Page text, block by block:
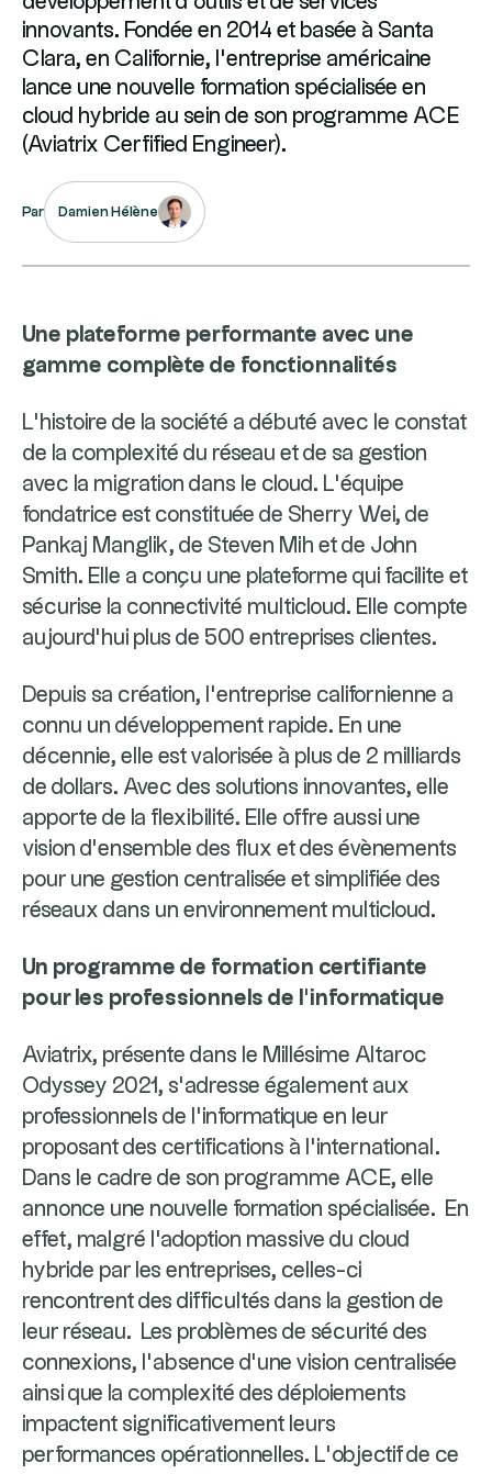
innovants. Fondée en 2014 et basée à Santa
Clara, en Californie, l’entreprise américaine
lance une nouvelle formation spécialisée en
cloud hybride au sein de son programme ACE
(Aviatrix Cerfified Engineer).
Par Damien Hélène
Une plateforme performante avec une
gamme complète de fonctionnalités
L’histoire de la société a débuté avec le constat
de la complexité du réseau et de sa gestion
avec la migration dans le cloud. L’équipe
fondatrice est constituée de Sherry Wei, de
Pankaj Manglik, de Steven Mih et de John
Smith. Elle a conçu une plateforme qui facilite et
sécurise la connectivité multicloud. Elle compte
aujourd’hui plus de 500 entreprises clientes.
Depuis sa création, l’entreprise californienne a
connu un développement rapide. En une
décennie, elle est valorisée à plus de 2 milliards
de dollars. Avec des solutions innovantes, elle
apporte de la flexibilité. Elle offre aussi une
vision d’ensemble des flux et des évènements
pour une gestion centralisée et simplifiée des
réseaux dans un environnement multicloud.
Un programme de formation certifiante
pour les professionnels de l’informatique
Aviatrix, présente dans le Millésime Altaroc
Odyssey 2021, s’adresse également aux
professionnels de l’informatique en leur
proposant des certifications à l’international.
Dans le cadre de son programme ACE, elle
annonce une nouvelle formation spécialisée. En
effet, malgré l'adoption massive du cloud
hybride par les entreprises, celles-ci
rencontrent des difficultés dans la gestion de
leur réseau. Les problèmes de sécurité des
connexions, l’absence d’une vision centralisée
ainsi que la complexité des déploiements
impactent significativement leurs
performances opérationnelles. L’objectif de ce